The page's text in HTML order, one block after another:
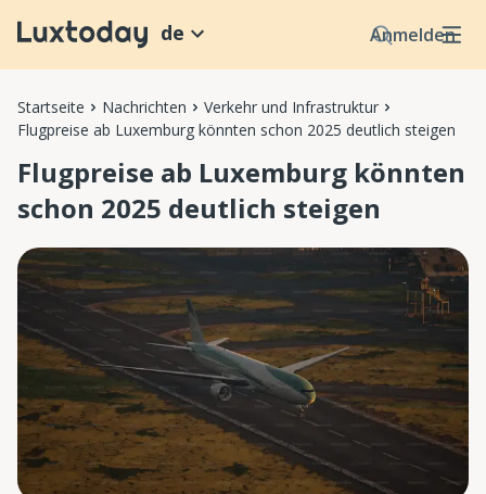
Anmelden
de
Startseite Nachrichten
Verkehr und Infrastruktur
Flugpreise ab Luxemburg könnten schon 2025 deutlich steigen
Flugpreise ab Luxemburg könnten
schon 2025 deutlich steigen